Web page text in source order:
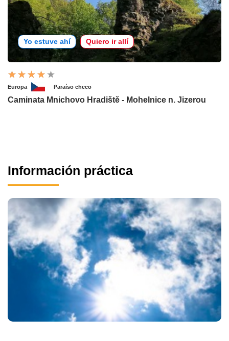
Yo estuve ahí Quiero ir allí
Europa Paraíso checo
Caminata Mnichovo Hradiště - Mohelnice n. Jizerou
Información práctica